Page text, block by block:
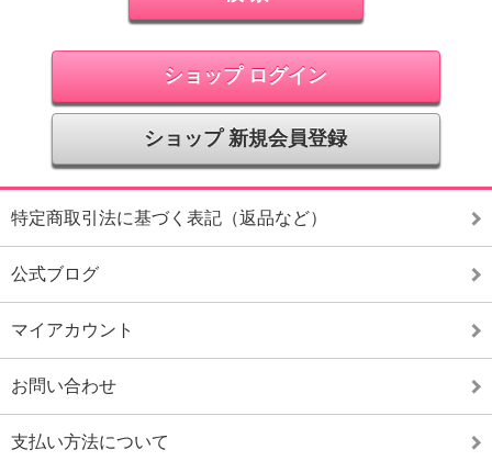
ショップ ログイン
ショップ 新規会員登録
特定商取引法に基づく表記（返品など）
公式ブログ
マイアカウント
お問い合わせ
支払い方法について